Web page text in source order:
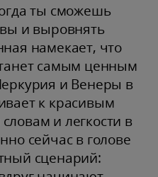
ты сможешь
и выровнять
намекает, что
самым ценным
и Венеры в
к красивым
и легкости в
сейчас в голове
сценарий: